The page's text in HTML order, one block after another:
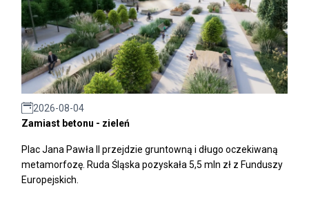
2026-08-04
Zamiast betonu - zieleń
Plac Jana Pawła II przejdzie gruntowną i długo oczekiwaną
metamorfozę. Ruda Śląska pozyskała 5,5 mln zł z Funduszy
Europejskich.